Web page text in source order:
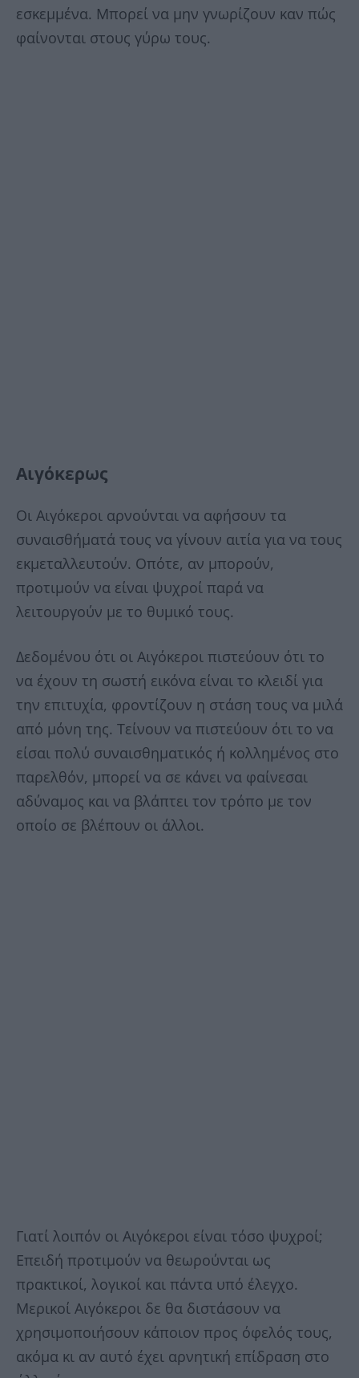
εσκεμμένα. Μπορεί να μην γνωρίζουν καν πώς
φαίνονται στους γύρω τους.
Αιγόκερως
Οι Αιγόκεροι αρνούνται να αφήσουν τα
συναισθήματά τους να γίνουν αιτία για να τους
εκμεταλλευτούν. Οπότε, αν μπορούν,
προτιμούν να είναι ψυχροί παρά να
λειτουργούν με το θυμικό τους.
Δεδομένου ότι οι Αιγόκεροι πιστεύουν ότι το
να έχουν τη σωστή εικόνα είναι το κλειδί για
την επιτυχία, φροντίζουν η στάση τους να μιλά
από μόνη της. Τείνουν να πιστεύουν ότι το να
είσαι πολύ συναισθηματικός ή κολλημένος στο
παρελθόν, μπορεί να σε κάνει να φαίνεσαι
αδύναμος και να βλάπτει τον τρόπο με τον
οποίο σε βλέπουν οι άλλοι.
Γιατί λοιπόν οι Αιγόκεροι είναι τόσο ψυχροί;
Επειδή προτιμούν να θεωρούνται ως
πρακτικοί, λογικοί και πάντα υπό έλεγχο.
Μερικοί Αιγόκεροι δε θα διστάσουν να
χρησιμοποιήσουν κάποιον προς όφελός τους,
ακόμα κι αν αυτό έχει αρνητική επίδραση στο